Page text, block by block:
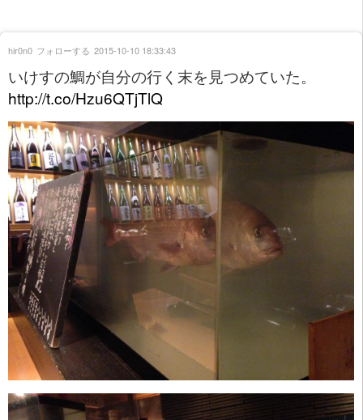
いけすの鯛が自分の行く末を見つめていた。
http://t.co/Hzu6QTjTlQ
hir0n0 フォローする 2015-10-10 18:33:43